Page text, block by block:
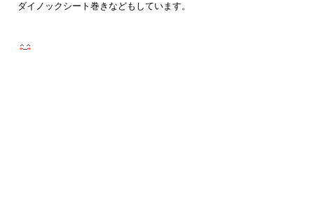
ダイノックシート巻きなどもしています。